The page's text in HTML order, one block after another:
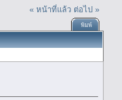
« หน้าที่แล้ว ต่อไป »
พิมพ์